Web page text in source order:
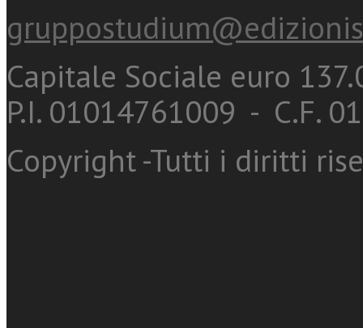
Capitale Sociale euro
P.I. 01014761009 - C.F.
Copyright -Tutti i diritti